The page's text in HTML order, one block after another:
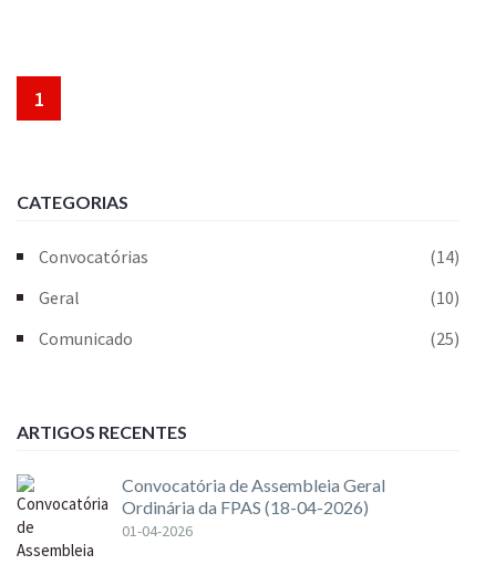
1
CATEGORIAS
Convocatórias
(14)
Geral
(10)
Comunicado
(25)
ARTIGOS RECENTES
Convocatória de Assembleia Geral
Ordinária da FPAS (18-04-2026)
01-04-2026